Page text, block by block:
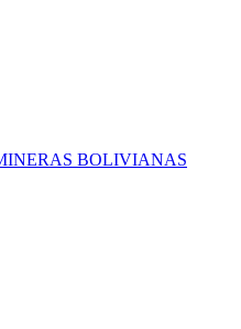
BOLIVIANAS